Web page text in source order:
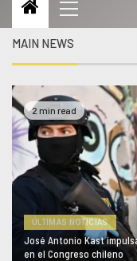
MAIN NEWS
2 min read
ÚLTIMAS NOTICIAS
José Antonio Kast
en el Congreso chileno